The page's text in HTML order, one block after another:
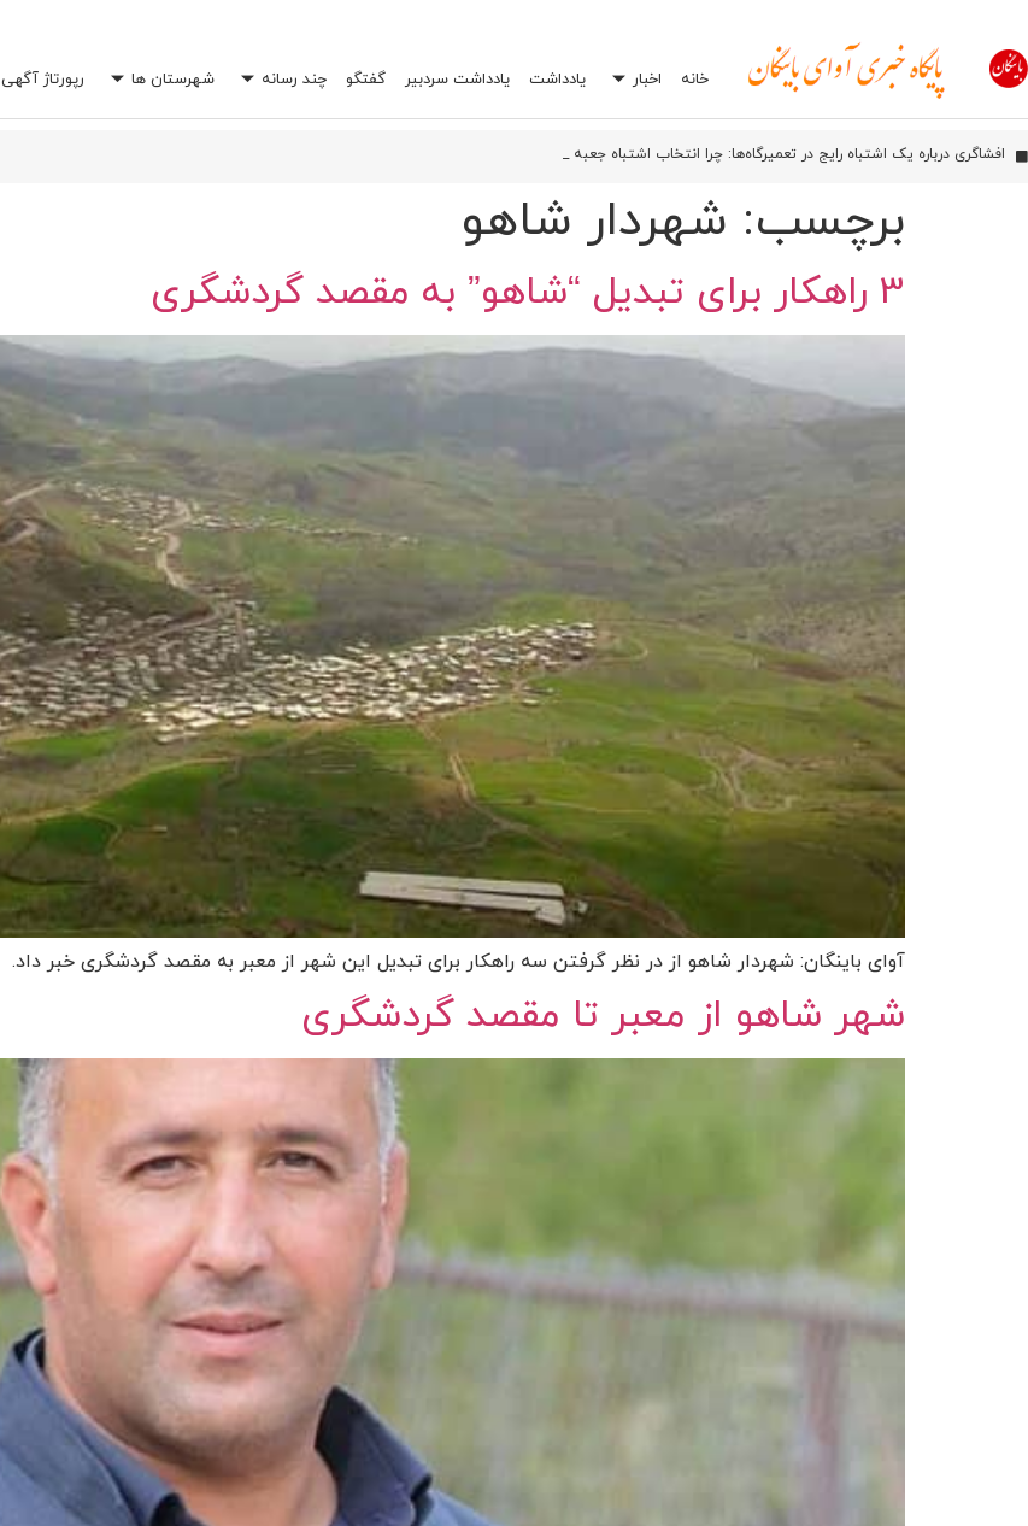
خانه اخبار یادداشت یادداشت سردبیر گفتگو چند رسانه شهرستان ها رپورتاژ آگهی
افشاگری درباره یک اشتباه رایج در تعمیرگاه‌ها: چرا انتخاب اشتباه جعبه بکس می‌تواند خرج شما را چند برابر کند؟
اورامان؛ شش سال پس از ثبت جهانی، هنوز در انتظار توسعه
برچسب: شهردار شاهو
3 راهکار برای تبدیل “شاهو” به مقصد گردشگری
آوای باینگان: شهردار شاهو از در نظر گرفتن سه راهکار برای تبدیل این شهر از معبر به مقصد گردشگری خبر داد.
شهر شاهو از معبر تا مقصد گردشگری